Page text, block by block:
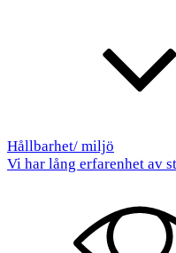
Hållbarhet/ miljö
Vi har lång erfarenhet av